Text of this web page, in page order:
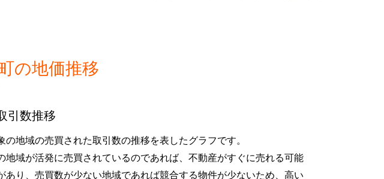
の地価推移
引数推移
の地域の売買された取引数の推移を表したグラフです。
地域が活発に売買されているのであれば、不動産がすぐに売れる可能
あり、売買数が少ない地域であれば競合する物件が少ないため、高い